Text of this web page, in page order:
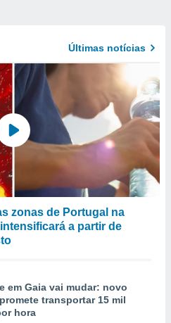
Últimas notícias
zonas de Portugal na
a partir de
em Gaia vai mudar: novo
transportar 15 mil
hora